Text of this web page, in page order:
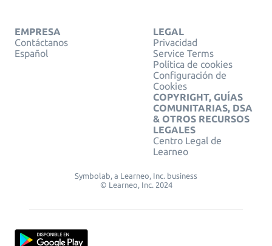
EMPRESA
Contáctanos
Español
LEGAL
Privacidad
Service Terms
Política de cookies
Configuración de
Cookies
COPYRIGHT, GUÍAS
COMUNITARIAS, DSA
& OTROS RECURSOS
LEGALES
Centro Legal de
Learneo
Symbolab, a Learneo, Inc. business
© Learneo, Inc. 2024